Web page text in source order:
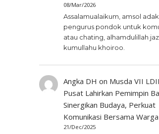
08/Mar/2026
Assalamualaikum, amsol
pengurus pondok untuk
atau chating, alhamdulillah
kumullahu khoiroo.
Angka DH on Musda VII
Pusat Lahirkan Pemimpin
Sinergikan Budaya, Perkuat
Komunikasi Bersama Warga
21/Dec/2025